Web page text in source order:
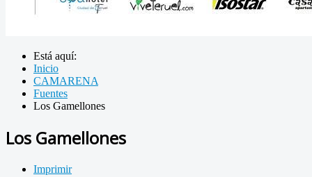
Está aquí:
Inicio
CAMARENA
Fuentes
Los Gamellones
Los Gamellones
Imprimir